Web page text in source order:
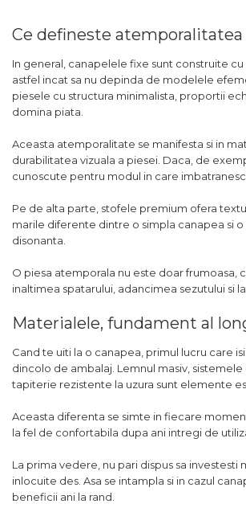
Ce defineste atemporalitatea
In general, canapelele fixe sunt construite
astfel incat sa nu depinda de modelele
piesele cu structura minimalista, proportii
domina piata.
Aceasta atemporalitate se manifesta si in
durabilitatea vizuala a piesei. Daca, de
cunoscute pentru modul in care
Pe de alta parte, stofele premium ofera
marile diferente dintre o simpla canapea si
disonanta.
O piesa atemporala nu este doar
inaltimea spatarului, adancimea sezutului si
Materialele, fundament al
Cand te uiti la o canapea, primul lucru care
dincolo de ambalaj. Lemnul masiv,
tapiterie rezistente la uzura sunt elemente
Aceasta diferenta se simte in fiecare
la fel de confortabila dupa ani intregi de
La prima vedere, nu pari dispus sa
inlocuite des. Asa se intampla si in cazul
beneficii ani la rand.